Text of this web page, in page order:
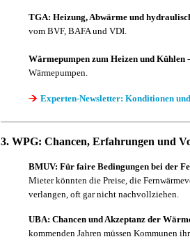
TGA: Heizung, Abwärme und
vom BVF, BAFA und VDI.
Wärmepumpen zum Heizen und Kühlen
Wärmepumpen.
Experten-Newsletter: Konditionen
3. WPG: Chancen, Erfahrungen und
BMUV: Für faire Bedingungen bei der
Mieter könnten die Preise, die
verlangen, oft gar nicht nachvollziehen.
UBA: Chancen und Akzeptanz der
kommenden Jahren müssen Kommunen